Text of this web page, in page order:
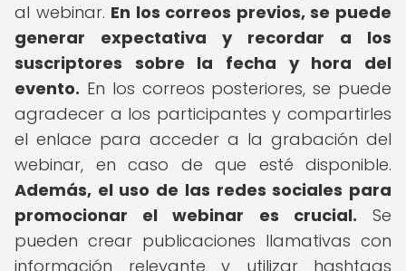
al webinar. En los correos previos, se puede
generar expectativa y recordar a los
suscriptores sobre la fecha y hora del
evento. En los correos posteriores, se puede
agradecer a los participantes y compartirles
el enlace para acceder a la grabación del
webinar, en caso de que esté disponible.
Además, el uso de las redes sociales para
promocionar el webinar es crucial. Se
pueden crear publicaciones llamativas con
información relevante y utilizar hashtags